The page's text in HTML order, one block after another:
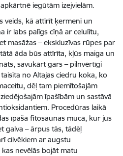
iegūtām izejvielām.
veids, kā attīrīt ķermeni un
ir labs palīgs cīņā ar celulītu,
masāžas – ekskluzīvas rūpes par
āda būs attīrīta, kļūs maiga un
savukārt gars – pilnvērtīgi
no Altajas ciedru koka, ko
dēļ tam piemītošajām
īpašībām un sastāvā
Procedūras laikā
īpašā fitosaunas mucā, kur jūs
galva – ārpus tās, tādēļ
cilvēkiem ar augstu
nevēlās bojāt matu